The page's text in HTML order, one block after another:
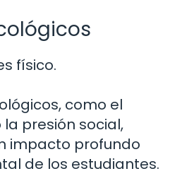
físico.
como el
presión social,
impacto profundo
de los estudiantes.